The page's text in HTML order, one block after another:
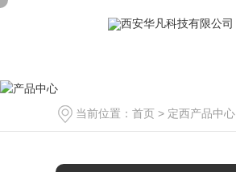
当前位置： 首页 > 定西产品中心